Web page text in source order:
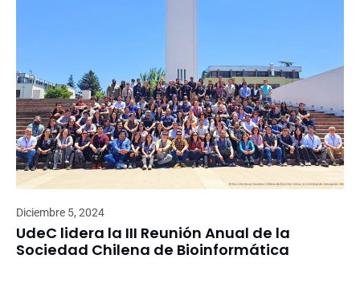
Diciembre 5, 2024
UdeC lidera la III Reunión Anual de la
Sociedad Chilena de Bioinformática